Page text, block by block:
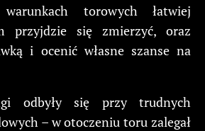
torowych łatwiej
przyjdzie się zmierzyć, oraz
i ocenić własne szanse na
odbyły się przy trudnych
– w otoczeniu toru zalegał